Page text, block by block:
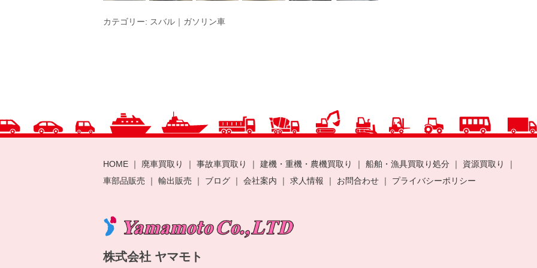
カテゴリー: スバル｜ガソリン車
HOME ｜ 廃車買取り ｜ 事故車買取り ｜ 建機・重機・農機買取り ｜ 船舶・漁具買取り処分 ｜ 資源買取り
｜
車部品販売 ｜ 輸出販売 ｜ ブログ ｜ 会社案内 ｜ 求人情報 ｜ お問合わせ ｜ プライバシーポリシー
株式会社 ヤマモト